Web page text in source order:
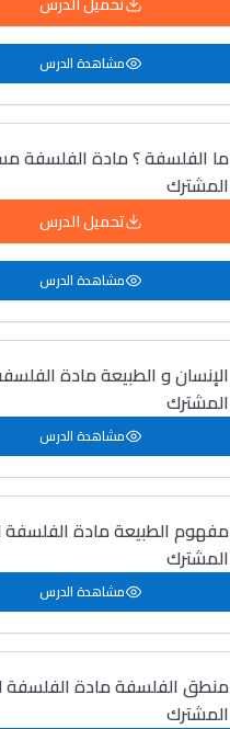
مشاهدة الدرس
ما الفلسفة ؟ مادة الفلسفة
المشترك
تحميل الدرس
مشاهدة الدرس
الإنسان و الطبيعة مادة
المشترك
مشاهدة الدرس
مفهوم الطبيعة مادة الفلسفة
المشترك
مشاهدة الدرس
منطق الفلسفة مادة الفلسفة
المشترك